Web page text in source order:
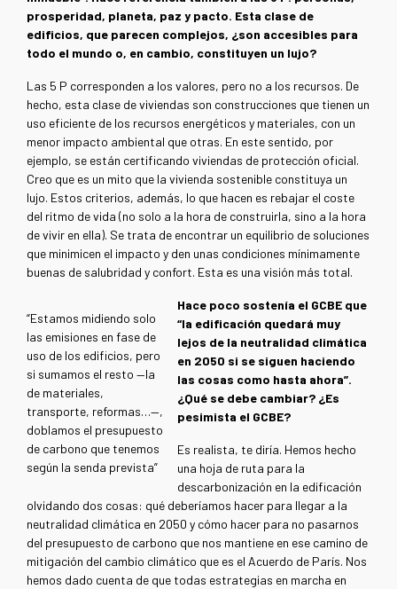
prosperidad, planeta, paz y pacto. Esta clase de
edificios, que parecen complejos, ¿son accesibles para
todo el mundo o, en cambio, constituyen un lujo?
Las 5 P corresponden a los valores, pero no a los recursos. De
hecho, esta clase de viviendas son construcciones que tienen un
uso eficiente de los recursos energéticos y materiales, con un
menor impacto ambiental que otras. En este sentido, por
ejemplo, se están certificando viviendas de protección oficial.
Creo que es un mito que la vivienda sostenible constituya un
lujo. Estos criterios, además, lo que hacen es rebajar el coste
del ritmo de vida (no solo a la hora de construirla, sino a la hora
de vivir en ella). Se trata de encontrar un equilibrio de soluciones
que minimicen el impacto y den unas condiciones mínimamente
buenas de salubridad y confort. Esta es una visión más total.
“Estamos midiendo solo
las emisiones en fase de
uso de los edificios, pero
si sumamos el resto —la
de materiales,
transporte, reformas…—,
doblamos el presupuesto
de carbono que tenemos
según la senda prevista”
Hace poco sostenía el GCBE que
“la edificación quedará muy
lejos de la neutralidad climática
en 2050 si se siguen haciendo
las cosas como hasta ahora”.
¿Qué se debe cambiar? ¿Es
pesimista el GCBE?
Es realista, te diría. Hemos hecho
una hoja de ruta para la
descarbonización en la edificación
olvidando dos cosas: qué deberíamos hacer para llegar a la
neutralidad climática en 2050 y cómo hacer para no pasarnos
del presupuesto de carbono que nos mantiene en ese camino de
mitigación del cambio climático que es el Acuerdo de París. Nos
hemos dado cuenta de que todas estrategias en marcha en